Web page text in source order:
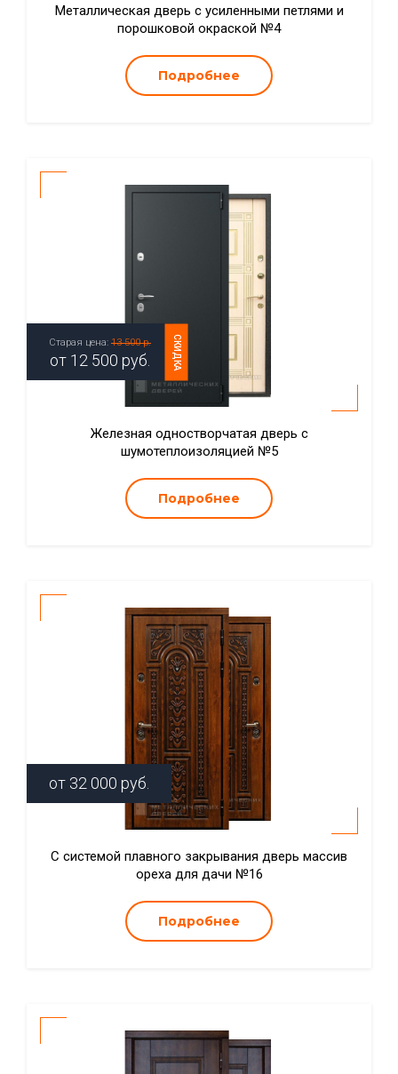
Металлическая дверь с усиленными петлями и
порошковой окраской №4
Подробнее
СКИДКА
Старая цена: 13 500 р.
от 12 500 руб.
Железная одностворчатая дверь с
шумотеплоизоляцией №5
Подробнее
от 32 000 руб.
С системой плавного закрывания дверь массив
ореха для дачи №16
Подробнее